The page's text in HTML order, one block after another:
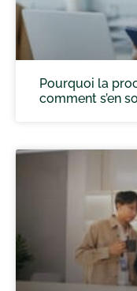
Pourquoi la
comment s’en